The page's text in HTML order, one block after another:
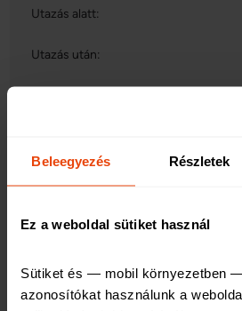
Beleegyezés Részletek
Ez a weboldal sütiket használ
Sütiket és — mobil környezetben
azonosítókat használunk a
Utazás alatt:
Utazás után:
Az utazás előtti időszakban